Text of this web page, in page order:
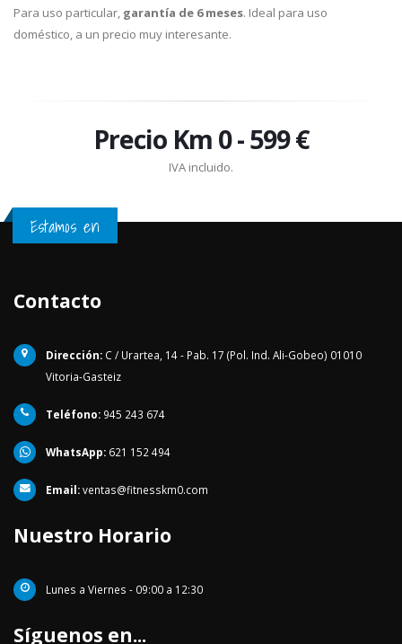
Para uso particular, garantía de 6 meses. Ideal para uso
doméstico, a un precio muy interesante.
Precio Km 0 - 599 €
IVA incluido.
Estamos en
Contacto
Dirección: C / Urartea, 14 - Pab. 17 (Pol. Ind. Ali-Gobeo) 01010
Vitoria-Gasteiz
Teléfono: 945 243 674
WhatsApp: 621 152 494
Email:ventas@fitnesskm0.com
Nuestro Horario
Lunes a Viernes - 09:00 a 12:30
Síguenos en...